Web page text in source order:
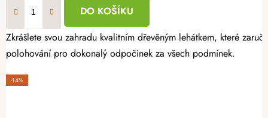
DO KOŠÍKU
Zkrášlete svou zahradu kvalitním dřevěným lehátkem, které
polohování pro dokonalý odpočinek za všech podmínek.
-14%